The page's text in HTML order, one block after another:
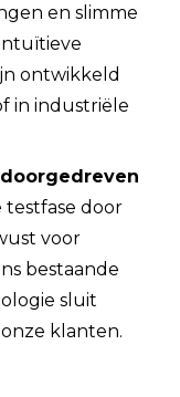
en slimme
ontwikkeld
in industriële
testfase door
voor
bestaande
sluit
klanten.